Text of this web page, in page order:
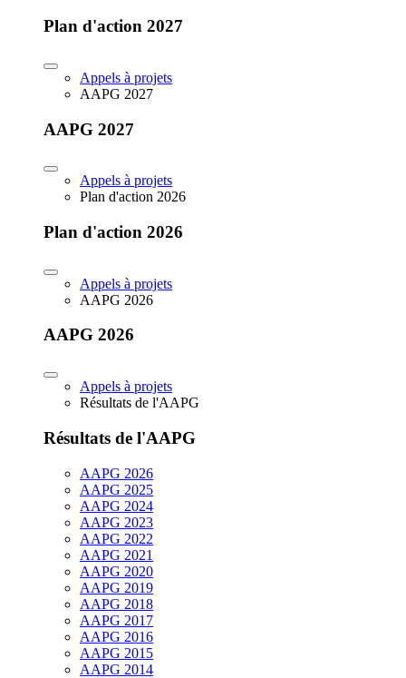
Plan d'action 2027
Appels à projets
AAPG 2027
AAPG 2027
Appels à projets
Plan d'action 2026
Plan d'action 2026
Appels à projets
AAPG 2026
AAPG 2026
Appels à projets
Résultats de l'AAPG
Résultats de l'AAPG
AAPG 2026
AAPG 2025
AAPG 2024
AAPG 2023
AAPG 2022
AAPG 2021
AAPG 2020
AAPG 2019
AAPG 2018
AAPG 2017
AAPG 2016
AAPG 2015
AAPG 2014